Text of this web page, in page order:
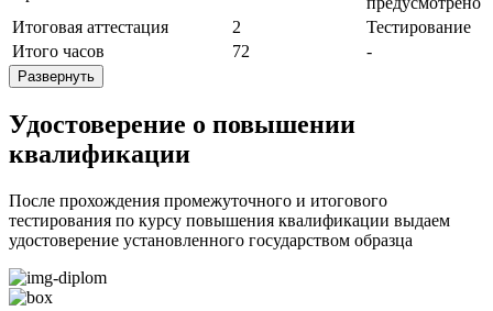
Итоговая аттестация
2
Тестирование
Итого часов
72 -
Развернуть
Удостоверение о повышении
квалификации
После прохождения промежуточного и итогового
тестирования по курсу повышения квалификации выдаем
удостоверение установленного государством образца